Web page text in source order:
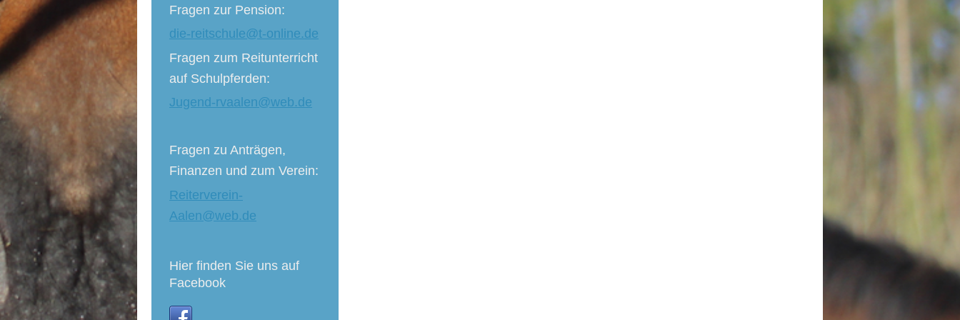
Fragen zur Pension:
die-reitschule@t-online.de
Fragen zum Reitunterricht
auf Schulpferden:
Jugend-rvaalen@web.de
Fragen zu Anträgen,
Finanzen und zum Verein:
Reiterverein-
Aalen@web.de
Hier finden Sie uns auf
Facebook